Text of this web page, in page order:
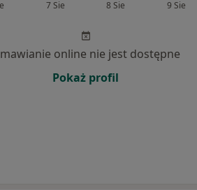
7 Sie 8 Sie 9 Sie
online nie jest dostępne
Pokaż profil